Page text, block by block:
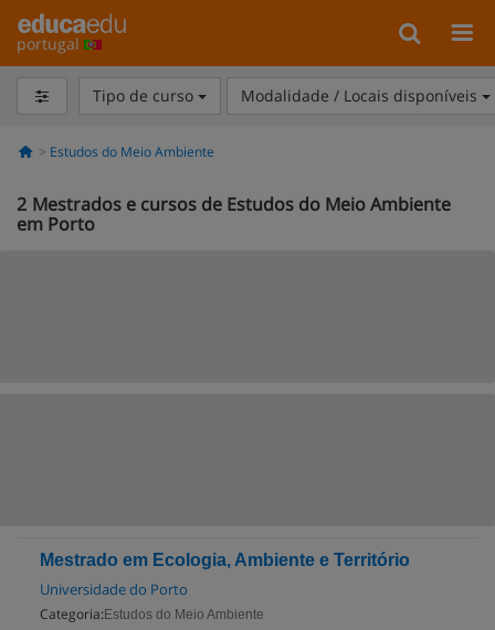
portugal
Tipo de curso Modalidade / Locais disponíveis
Estudos do Meio Ambiente
2 Mestrados e cursos de Estudos do Meio Ambiente
em Porto
Mestrado em Ecologia, Ambiente e Território
Universidade do Porto
Categoria: Estudos do Meio Ambiente